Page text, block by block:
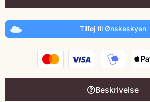
Tilføj til Ønskeskyen
Beskrivelse